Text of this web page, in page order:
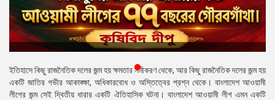
বাংলাদেশ
নিউজলেটার
প্রেস
রিলিজ
প্রকাশনা
ইতিহাসে কিছু রাজনৈতিক দলের জন্ম হয় ক্ষমতার সমীকরণ থেকে, আর কিছু রাজনৈতিক দলের জন্ম হয়
একটি জাতির গভীর আকাঙ্ক্ষা, অধিকারবোধ ও অস্তিত্বের প্রশ্ন থেকে। বাংলাদেশ আওয়ামী
লীগের জন্ম সেই দ্বিতীয় ধারার একটি ঐতিহাসিক ঘটনা। বাংলাদেশ আওয়ামী লীগ এমন একটি